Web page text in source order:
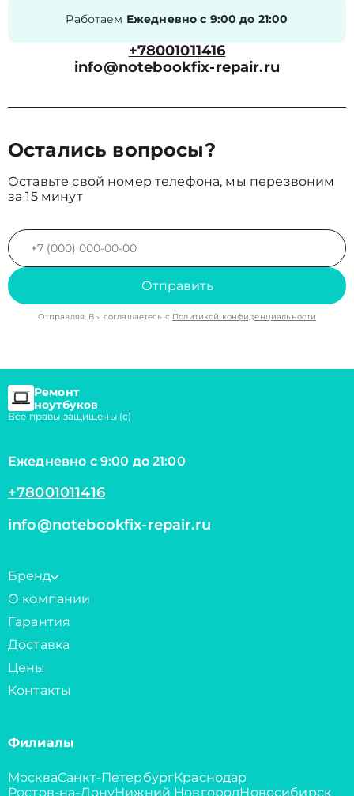
Работаем Ежедневно с 9:00 до 21:00
+78001011416
info@notebookfix-repair.ru
Остались вопросы?
Оставьте свой номер телефона, мы перезвоним
за 15 минут
Отправить
Отправляя, Вы соглашаетесь с Политикой конфиденциальности
Ремонт
ноутбуков
Все правы защищены (с)
Ежедневно с 9:00 до 21:00
+78001011416
info@notebookfix-repair.ru
Бренд
О компании
Гарантия
Доставка
Цены
Контакты
Филиалы
МоскваСанкт-ПетербургКраснодар
Ростов-на-ДонуНижний НовгородНовосибирск